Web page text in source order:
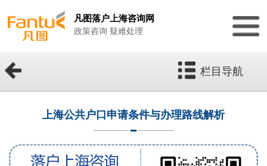
凡图落户上海咨询网
政策咨询 疑难处理
栏目导航
上海公共户口申请条件与办理路线解析